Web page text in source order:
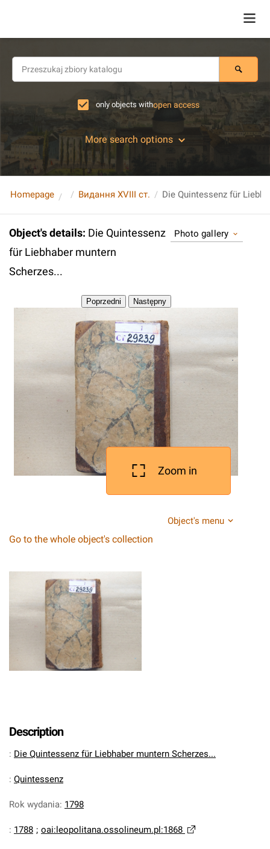
only objects withopen access
More search options
Homepage Видання XVIII ст.
Object's details: Die Quintessenz
für Liebhaber muntern
Scherzes...
Photo gallery
Zoom in
Object's menu
Go to the whole object's collection
Description
: Die Quintessenz für Liebhaber muntern Scherzes...
: Quintessenz
Rok wydania: 1798
: 1788 ; oai:leopolitana.ossolineum.pl:1868